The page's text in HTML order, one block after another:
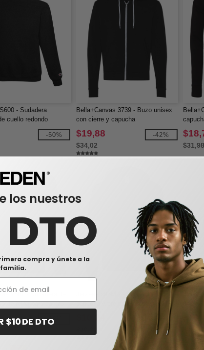
- Sudadera
cuello redondo
-50%
Bella+Canvas 3739 - Buzo unisex
con cierre y capucha
$19,88
$34,02
-42%
y
$31,98
7501 - Sudadera de
de felpa para damas
-45%
Jerzees 993MR - Sudadera con
capucha y cremallera completa
-61%
$33,46
los nuestros
compra y únete a la
familia.
$10 DE DTO